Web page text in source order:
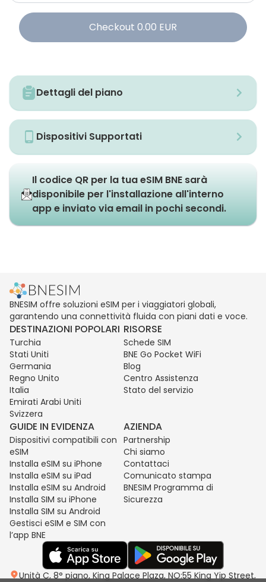
Checkout 0.00 EUR
Dettagli del piano
Dispositivi Supportati
Il codice QR per la tua eSIM BNE sarà
disponibile per l'installazione all'interno
app e inviato via email in pochi secondi.
BNESIM offre soluzioni eSIM per i viaggiatori globali,
garantendo una connettività fluida con piani dati e voce.
DESTINAZIONI POPOLARI
Turchia
Stati Uniti
Germania
Regno Unito
Italia
Emirati Arabi Uniti
Svizzera
RISORSE
Schede SIM
BNE Go Pocket WiFi
Blog
Centro Assistenza
Stato del servizio
GUIDE IN EVIDENZA
Dispositivi compatibili con
eSIM
Installa eSIM su iPhone
Installa eSIM su iPad
Installa eSIM su Android
Installa SIM su iPhone
Installa SIM su Android
Gestisci eSIM e SIM con
l’app BNE
AZIENDA
Partnership
Chi siamo
Contattaci
Comunicato stampa
BNESIM Programma di
Sicurezza
Unità C, 8° piano, King Palace Plaza, NO:55 King Yip Street,